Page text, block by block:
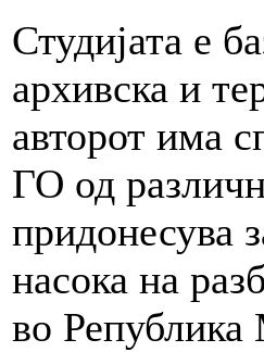
Студијата е
архивска и
авторот има
ГО од
придонесува
насока на
во Република